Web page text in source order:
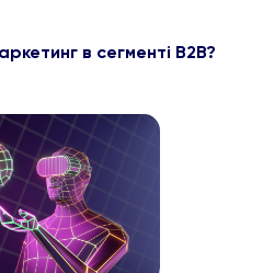
в сегменті B2B?